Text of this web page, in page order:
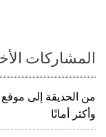
المشاركات
من الحديقة إلى
وأكثر أمانًا